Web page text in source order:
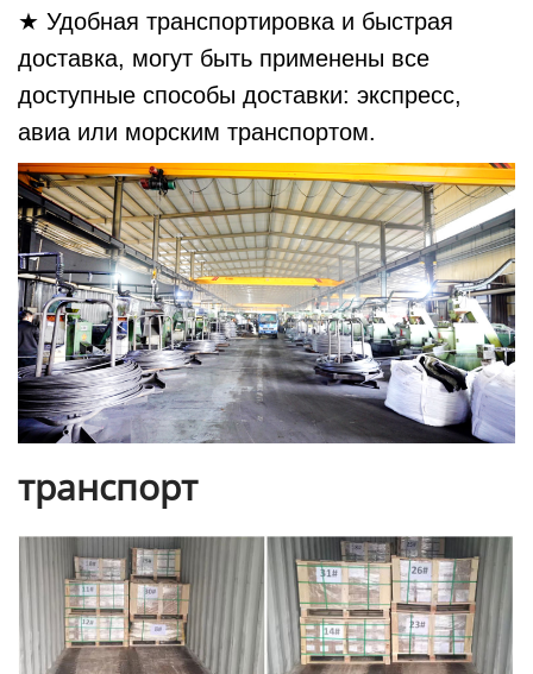
★ Удобная транспортировка и быстрая
доставка, могут быть применены все
доступные способы доставки: экспресс,
авиа или морским транспортом.
транспорт